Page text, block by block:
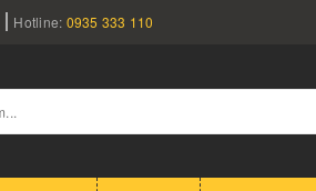
Hotline: 0935 333 110